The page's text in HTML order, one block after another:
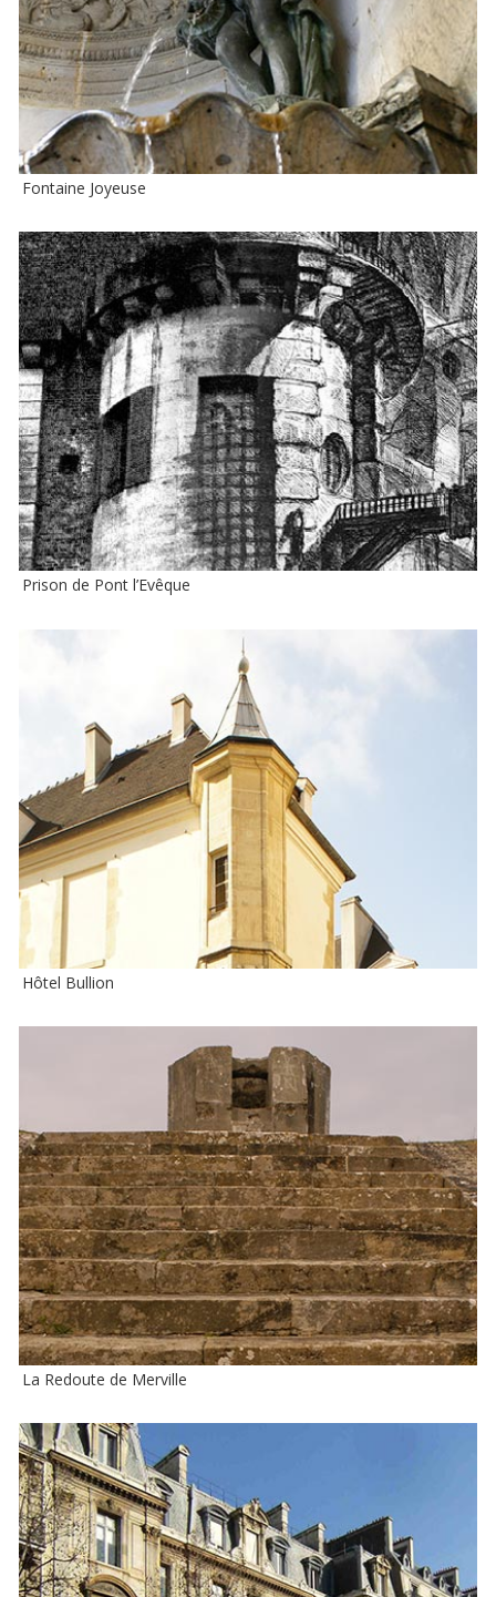
Fontaine Joyeuse
Prison de Pont l’Evêque
Hôtel Bullion
La Redoute de Merville